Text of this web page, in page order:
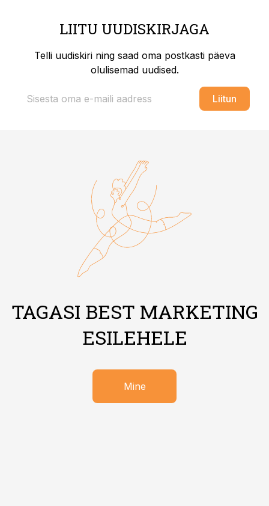
LIITU UUDISKIRJAGA
Telli uudiskiri ning saad oma postkasti päeva
olulisemad uudised.
Liitun
TAGASI BEST MARKETING
ESILEHELE
Mine